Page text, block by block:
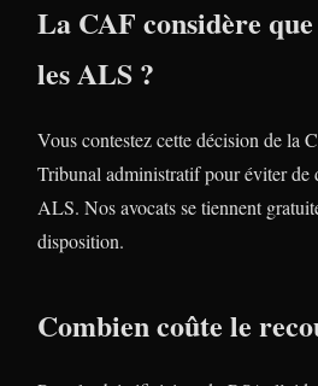
La CAF considère
les ALS ?
Vous contestez cette décision de la
Tribunal administratif pour éviter de
ALS. Nos avocats se tiennent
disposition.
Combien coûte le